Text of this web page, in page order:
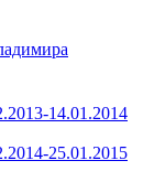
14.01.2014
25.01.2015